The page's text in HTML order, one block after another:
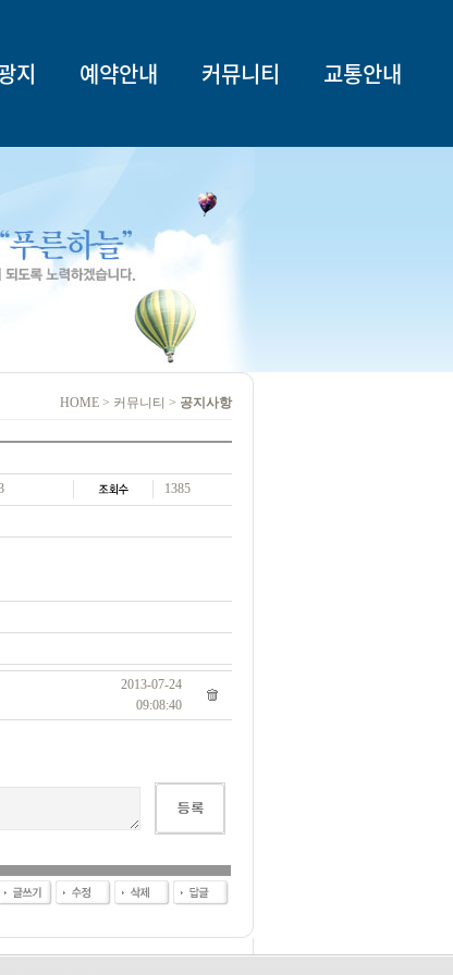
지 예약안내 커뮤니티 교통안내
HOME > 커뮤니티 > 공지사항
1385
2013-07-24
09:08:40